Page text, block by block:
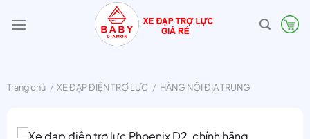
qua
Trang chủ / XE ĐẠP ĐIỆN TRỢ LỰC / HÀNG NỘI ĐỊA TRUNG